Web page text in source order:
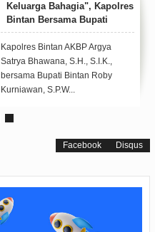
Kepada Masyarakat yang
Tertimpa Musibah Angin
Kencang
Polres Bintan Polda Kepulauan
Riau menyalurkan bantuan sosial
berupa sembako kepada warga
yang terd...
Facebook Disqus